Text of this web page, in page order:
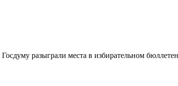
разыграли места в избирательном